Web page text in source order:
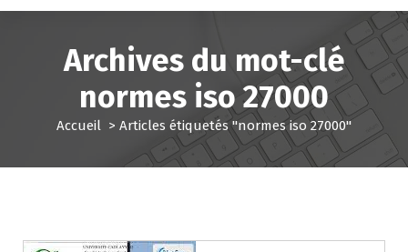
e
Archives du mot-clé
normes iso 27000
Accueil > Articles étiquetés "normes iso 27000"